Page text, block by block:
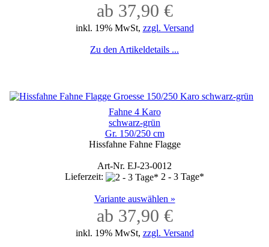
ab 37,90 €
inkl. 19% MwSt, zzgl. Versand
Zu den Artikeldetails ...
Fahne 4 Karo
schwarz-grün
Gr. 150/250 cm
Hissfahne Fahne Flagge
Art-Nr. EJ-23-0012
Lieferzeit:
2 - 3 Tage*
Variante auswählen »
ab 37,90 €
inkl. 19% MwSt, zzgl. Versand